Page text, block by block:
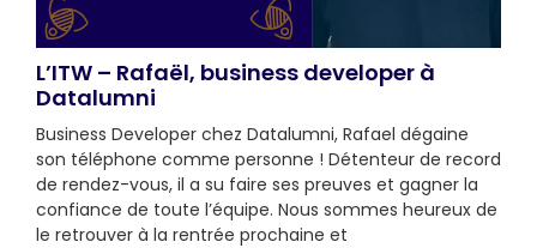
L’ITW – Rafaël, business developer à
Datalumni
Business Developer chez Datalumni, Rafael dégaine
son téléphone comme personne ! Détenteur de record
de rendez-vous, il a su faire ses preuves et gagner la
confiance de toute l’équipe. Nous sommes heureux de
le retrouver à la rentrée prochaine et